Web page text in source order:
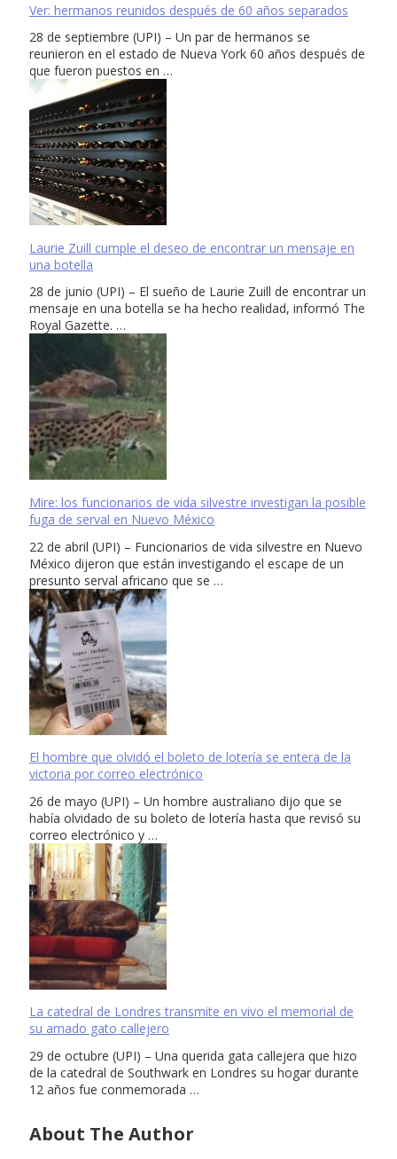
Ver: hermanos reunidos después de 60 años separados
28 de septiembre (UPI) – Un par de hermanos se
reunieron en el estado de Nueva York 60 años después de
que fueron puestos en …
Laurie Zuill cumple el deseo de encontrar un mensaje en
una botella
28 de junio (UPI) – El sueño de Laurie Zuill de encontrar un
mensaje en una botella se ha hecho realidad, informó The
Royal Gazette. …
Mire: los funcionarios de vida silvestre investigan la posible
fuga de serval en Nuevo México
22 de abril (UPI) – Funcionarios de vida silvestre en Nuevo
México dijeron que están investigando el escape de un
presunto serval africano que se …
El hombre que olvidó el boleto de lotería se entera de la
victoria por correo electrónico
26 de mayo (UPI) – Un hombre australiano dijo que se
había olvidado de su boleto de lotería hasta que revisó su
correo electrónico y …
La catedral de Londres transmite en vivo el memorial de
su amado gato callejero
29 de octubre (UPI) – Una querida gata callejera que hizo
de la catedral de Southwark en Londres su hogar durante
12 años fue conmemorada …
About The Author